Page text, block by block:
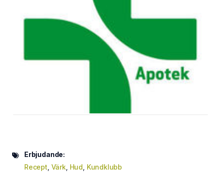
Erbjudande:
Recept Värk, Hud Kundklubb